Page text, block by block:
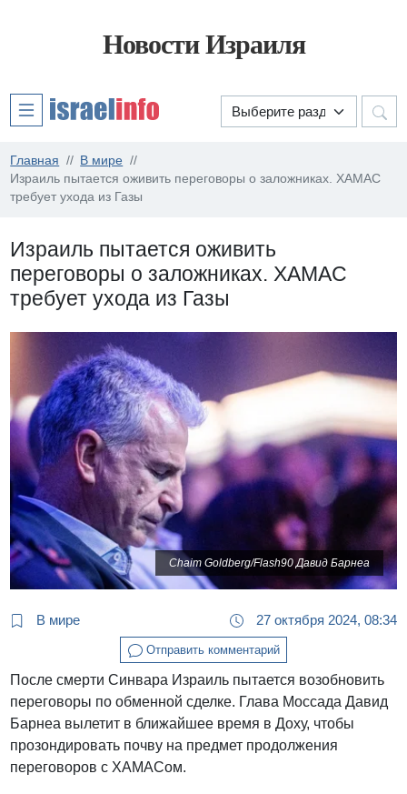
Новости Израиля
Главная
В мире
Израиль пытается оживить переговоры о заложниках. ХАМАС
требует ухода из Газы
Израиль пытается оживить
переговоры о заложниках. ХАМАС
требует ухода из Газы
Chaim Goldberg/Flash90 Давид Барнеа
В мире 27 октября 2024, 08:34
Отправить комментарий
После смерти Синвара Израиль пытается возобновить
переговоры по обменной сделке. Глава Моссада Давид
Барнеа вылетит в ближайшее время в Доху, чтобы
прозондировать почву на предмет продолжения
переговоров с ХАМАСом.